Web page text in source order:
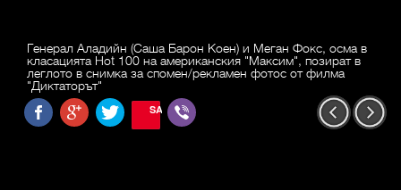
Генерал Аладийн (Саша Барон Коен) и Меган Фокс, осма в
класацията Hot 100 на американския "Максим", позират в
леглото в снимка за спомен/рекламен фотос от филма
"Диктаторът"
SAVE